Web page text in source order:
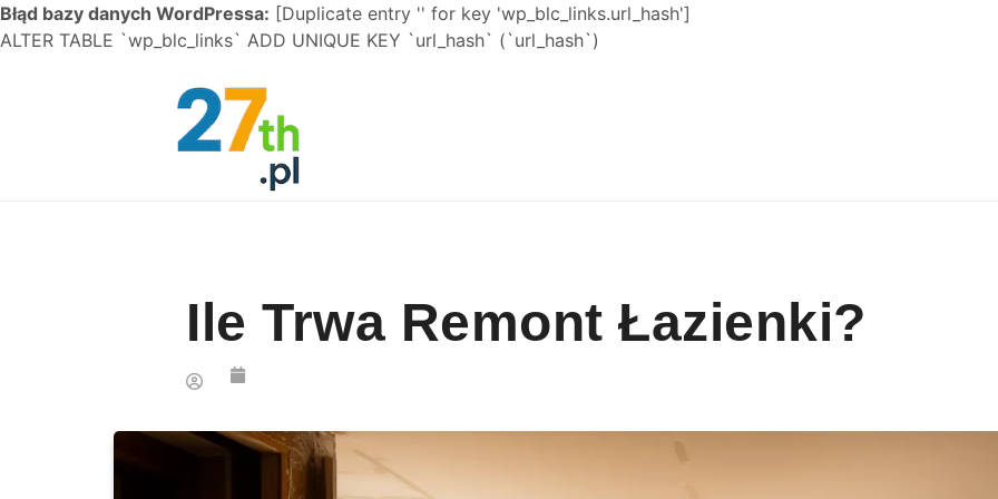
Błąd bazy danych WordPressa: [Duplicate entry '' for key 'wp_blc_links.url_hash']
ALTER TABLE `wp_blc_links` ADD UNIQUE KEY `url_hash` (`url_hash`)
Ile Trwa Remont Łazienki?